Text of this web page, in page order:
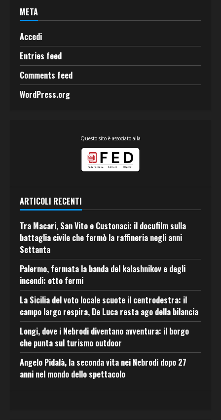
META
Accedi
Entries feed
Comments feed
WordPress.org
Questo sito è associato alla
ARTICOLI RECENTI
Tra Macari, San Vito e Custonaci: il docufilm sulla
battaglia civile che fermò la raffineria negli anni
Settanta
Palermo, fermata la banda del kalashnikov e degli
incendi: otto fermi
La Sicilia del voto locale scuote il centrodestra: il
campo largo respira, De Luca resta ago della bilancia
Longi, dove i Nebrodi diventano avventura: il borgo
che punta sul turismo outdoor
Angelo Pidalà, la seconda vita nei Nebrodi dopo 27
anni nel mondo dello spettacolo